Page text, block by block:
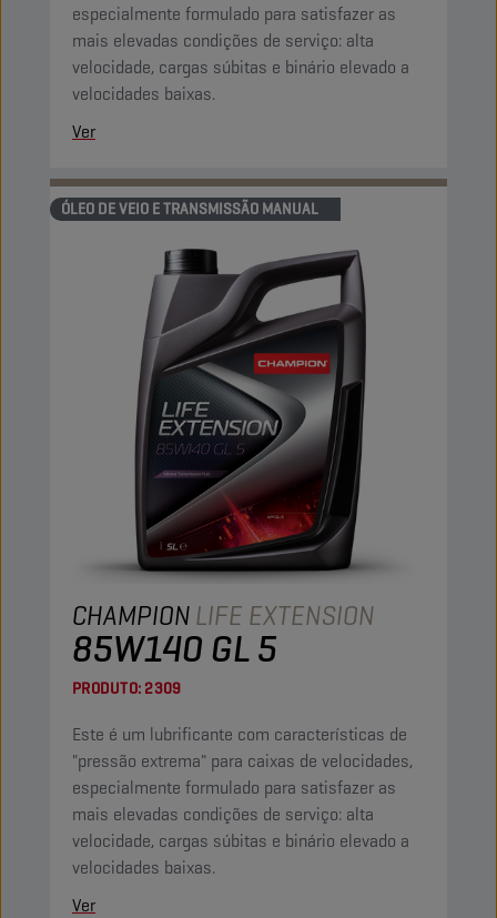
especialmente formulado para satisfazer as
mais elevadas condições de serviço: alta
velocidade, cargas súbitas e binário elevado a
velocidades baixas.
Ver
ÓLEO DE VEIO E TRANSMISSÃO MANUAL
CHAMPIONLIFE EXTENSION
85W140 GL 5
PRODUTO:2309
Este é um lubrificante com características de
"pressão extrema" para caixas de velocidades,
especialmente formulado para satisfazer as
mais elevadas condições de serviço: alta
velocidade, cargas súbitas e binário elevado a
velocidades baixas.
Ver